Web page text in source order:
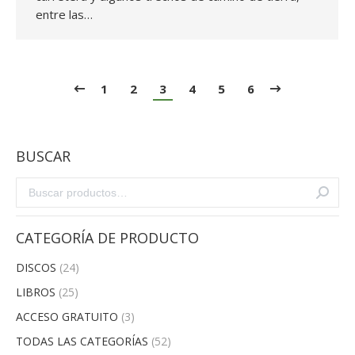
entre las…
1 2 3 4 5 6
BUSCAR
CATEGORÍA DE PRODUCTO
DISCOS (24)
LIBROS (25)
ACCESO GRATUITO (3)
TODAS LAS CATEGORÍAS (52)